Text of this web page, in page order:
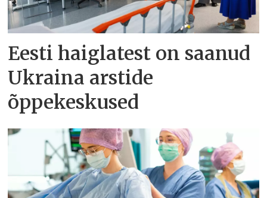
Eesti haiglatest on saanud
Ukraina arstide
õppekeskused